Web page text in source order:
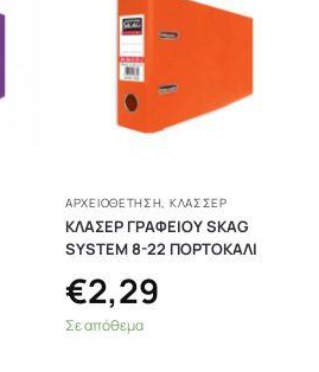
ΑΡΧΕΙΟΘΕΤΗΣΗ, ΚΛΑΣΣΈΡ
ΚΛΑΣΕΡ ΓΡΑΦΕΙΟΥ SKAG
SYSTEM 8-22 ΠΟΡΤΟΚΑΛΙ
€2,29
Σε απόθεμα